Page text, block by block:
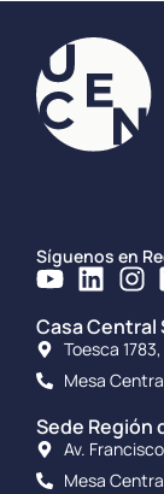
Síguenos en
Casa Central
Toesca
Mesa
Sede Región
Av.
Mesa